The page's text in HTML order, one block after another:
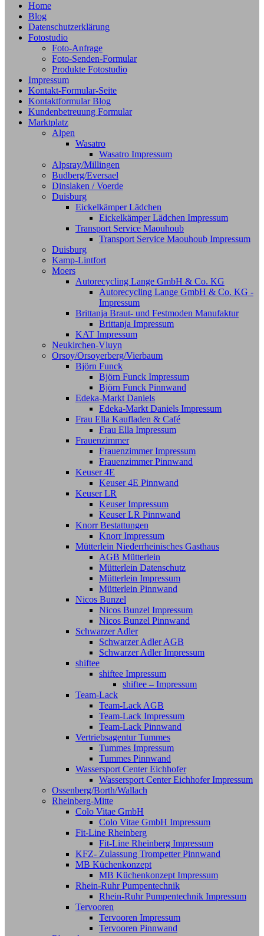
Home
Blog
Datenschutzerklärung
Fotostudio
Foto-Anfrage
Foto-Senden-Formular
Produkte Fotostudio
Impressum
Kontakt-Formular-Seite
Kontaktformular Blog
Kundenbetreuung Formular
Marktplatz
Alpen
Wasatro
Wasatro Impressum
Alpsray/Millingen
Budberg/Eversael
Dinslaken / Voerde
Duisburg
Eickelkämper Lädchen
Eickelkämper Lädchen Impressum
Transport Service Maouhoub
Transport Service Maouhoub Impressum
Duisburg
Kamp-Lintfort
Moers
Autorecycling Lange GmbH & Co. KG
Autorecycling Lange GmbH & Co. KG -
Impressum
Brittanja Braut- und Festmoden Manufaktur
Brittanja Impressum
KAT Impressum
Neukirchen-Vluyn
Orsoy/Orsoyerberg/Vierbaum
Björn Funck
Björn Funck Impressum
Björn Funck Pinnwand
Edeka-Markt Daniels
Edeka-Markt Daniels Impressum
Frau Ella Kaufladen & Café
Frau Ella Impressum
Frauenzimmer
Frauenzimmer Impressum
Frauenzimmer Pinnwand
Keuser 4E
Keuser 4E Pinnwand
Keuser LR
Keuser Impressum
Keuser LR Pinnwand
Knorr Bestattungen
Knorr Impressum
Mütterlein Niederrheinisches Gasthaus
AGB Mütterlein
Mütterlein Datenschutz
Mütterlein Impressum
Mütterlein Pinnwand
Nicos Bunzel
Nicos Bunzel Impressum
Nicos Bunzel Pinnwand
Schwarzer Adler
Schwarzer Adler AGB
Schwarzer Adler Impressum
shiftee
shiftee Impressum
shiftee – Impressum
Team-Lack
Team-Lack AGB
Team-Lack Impressum
Team-Lack Pinnwand
Vertriebsagentur Tummes
Tummes Impressum
Tummes Pinnwand
Wassersport Center Eichhofer
Wassersport Center Eichhofer Impressum
Ossenberg/Borth/Wallach
Rheinberg-Mitte
Colo Vitae GmbH
Colo Vitae GmbH Impressum
Fit-Line Rheinberg
Fit-Line Rheinberg Impressum
KFZ- Zulassung Trompetter Pinnwand
MB Küchenkonzept
MB Küchenkonzept Impressum
Rhein-Ruhr Pumpentechnik
Rhein-Ruhr Pumpentechnik Impressum
Tervooren
Tervooren Impressum
Tervooren Pinnwand